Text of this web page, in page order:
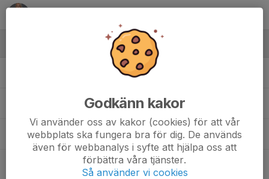
Ass. tränare
Madeleine LandbergLedare
Martin Östlund Lagledare/Kassör
Mikael AnderssonTränare
Godkänn kakor
Vi använder oss av kakor (cookies) för att vår
webbplats ska fungera bra för dig. De används
även för webbanalys i syfte att hjälpa oss att
förbättra våra tjänster.
Så använder vi cookies